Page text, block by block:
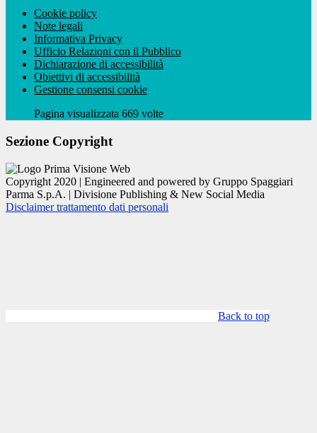
Cookie policy
Note legali
Informativa Privacy
Ufficio Relazioni con il Pubblico
Dichiarazione di accessibilità
Obiettivi di accessibilità
Gestione consensi cookie
Pagina visualizzata 669 volte
Sezione Copyright
Copyright 2020 | Engineered and powered by Gruppo Spaggiari
Parma S.p.A. | Divisione Publishing & New Social Media
Disclaimer trattamento dati personali
Back to top